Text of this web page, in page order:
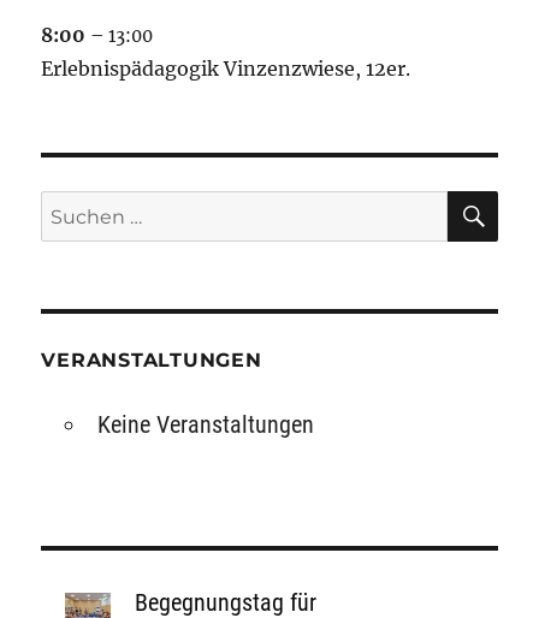
8:00 – 13:00
Erlebnispädagogik Vinzenzwiese, 12er.
Suchen
nach:
VERANSTALTUNGEN
Keine Veranstaltungen
Begegnungstag für